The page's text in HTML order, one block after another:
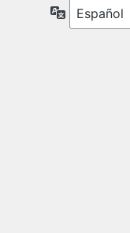
Idioma